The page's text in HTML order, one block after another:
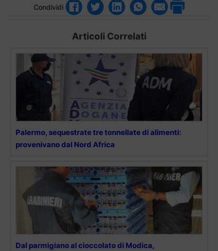
Condividi
Articoli Correlati
Palermo, sequestrate tre tonnellate di alimenti:
provenivano dal Nord Africa
Dal parmigiano al cioccolato di Modica,